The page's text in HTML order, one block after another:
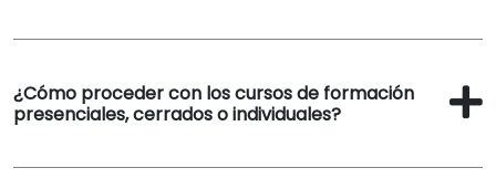
¿Cómo proceder con los cursos de formación
presenciales, cerrados o individuales?